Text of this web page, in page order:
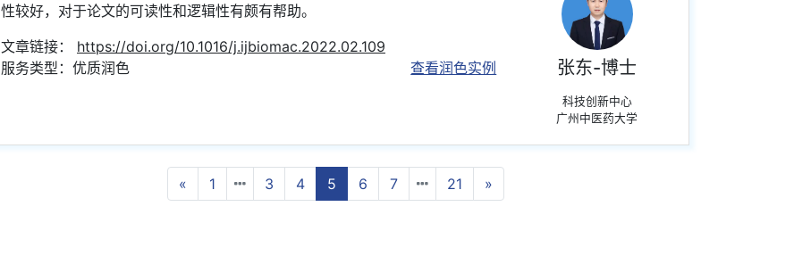
性较好，对于论文的可读性和逻辑性有颇有帮助。
文章链接： https://doi.org/10.1016/j.ijbiomac.2022.02.109
服务类型：优质润色
查看润色实例 张东-博士
科技创新中心
广州中医药大学
« Previous
1 3 4 5 6 7 21 »